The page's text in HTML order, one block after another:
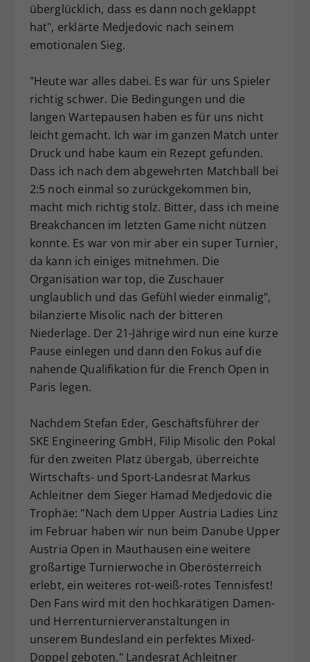
überglücklich, dass es dann noch geklappt
hat", erklärte Medjedovic nach seinem
emotionalen Sieg.
"Heute war alles dabei. Es war für uns Spieler
richtig schwer. Die Bedingungen und die
langen Wartepausen haben es für uns nicht
leicht gemacht. Ich war im ganzen Match unter
Druck und habe kaum ein Rezept gefunden.
Dass ich nach dem abgewehrten Matchball bei
2:5 noch einmal so zurückgekommen bin,
macht mich richtig stolz. Bitter, dass ich meine
Breakchancen im letzten Game nicht nützen
konnte. Es war von mir aber ein super Turnier,
da kann ich einiges mitnehmen. Die
Organisation war top, die Zuschauer
unglaublich und das Gefühl wieder einmalig",
bilanzierte Misolic nach der bitteren
Niederlage. Der 21-Jährige wird nun eine kurze
Pause einlegen und dann den Fokus auf die
nahende Qualifikation für die French Open in
Paris legen.
Nachdem Stefan Eder, Geschäftsführer der
SKE Engineering GmbH, Filip Misolic den Pokal
für den zweiten Platz übergab, überreichte
Wirtschafts- und Sport-Landesrat Markus
Achleitner dem Sieger Hamad Medjedovic die
Trophäe: "Nach dem Upper Austria Ladies Linz
im Februar haben wir nun beim Danube Upper
Austria Open in Mauthausen eine weitere
großartige Turnierwoche in Oberösterreich
erlebt, ein weiteres rot-weiß-rotes Tennisfest!
Den Fans wird mit den hochkarätigen Damen-
und Herrenturnierveranstaltungen in
unserem Bundesland ein perfektes Mixed-
Doppel geboten." Landesrat Achleitner